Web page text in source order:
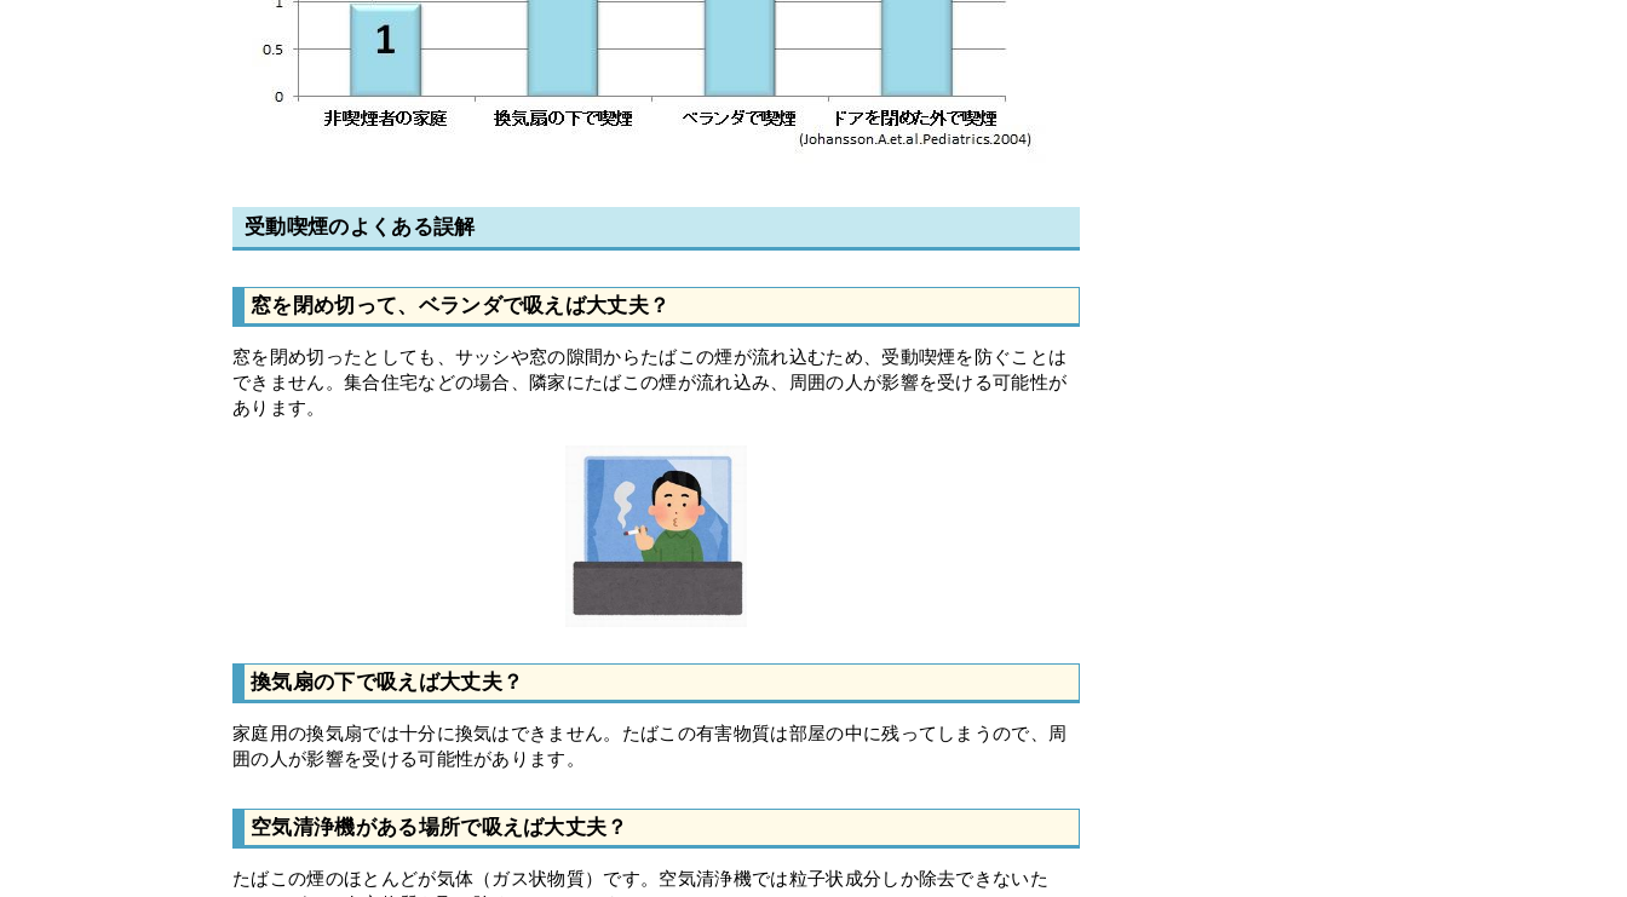
受動喫煙のよくある誤解
窓を閉め切って、ベランダで吸えば大丈夫？
窓を閉め切ったとしても、サッシや窓の隙間からたばこの煙が流れ込むため、受動喫煙を防ぐことは
できません。集合住宅などの場合、隣家にたばこの煙が流れ込み、周囲の人が影響を受ける可能性が
あります。
換気扇の下で吸えば大丈夫？
家庭用の換気扇では十分に換気はできません。たばこの有害物質は部屋の中に残ってしまうので、周
囲の人が影響を受ける可能性があります。
空気清浄機がある場所で吸えば大丈夫？
たばこの煙のほとんどが気体（ガス状物質）です。空気清浄機では粒子状成分しか除去できないた